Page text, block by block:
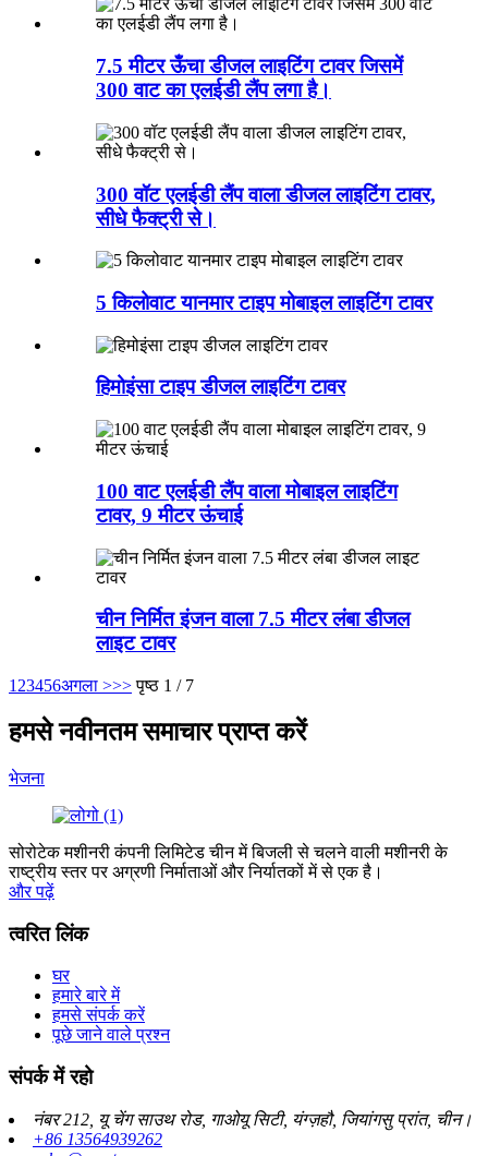
7.5 मीटर ऊँचा डीजल लाइटिंग टावर जिसमें
300 वाट का एलईडी लैंप लगा है।
300 वॉट एलईडी लैंप वाला डीजल लाइटिंग टावर,
सीधे फैक्ट्री से।
5 किलोवाट यानमार टाइप मोबाइल लाइटिंग टावर
हिमोइंसा टाइप डीजल लाइटिंग टावर
100 वाट एलईडी लैंप वाला मोबाइल लाइटिंग
टावर, 9 मीटर ऊंचाई
चीन निर्मित इंजन वाला 7.5 मीटर लंबा डीजल
लाइट टावर
1 23456अगला >>> पृष्ठ 1 / 7
हमसे नवीनतम समाचार प्राप्त करें
भेजना
सोरोटेक मशीनरी कंपनी लिमिटेड चीन में बिजली से चलने वाली मशीनरी के
राष्ट्रीय स्तर पर अग्रणी निर्माताओं और निर्यातकों में से एक है।
और पढ़ें
त्वरित लिंक
घर
हमारे बारे में
हमसे संपर्क करें
पूछे जाने वाले प्रश्न
संपर्क में रहो
नंबर 212, यू चेंग साउथ रोड, गाओयू सिटी, यंग्ज़हौ, जियांगसु प्रांत, चीन।
+86 13564939262